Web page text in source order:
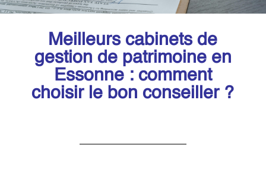
Meilleurs cabinets de
gestion de patrimoine en
Essonne : comment
choisir le bon conseiller ?